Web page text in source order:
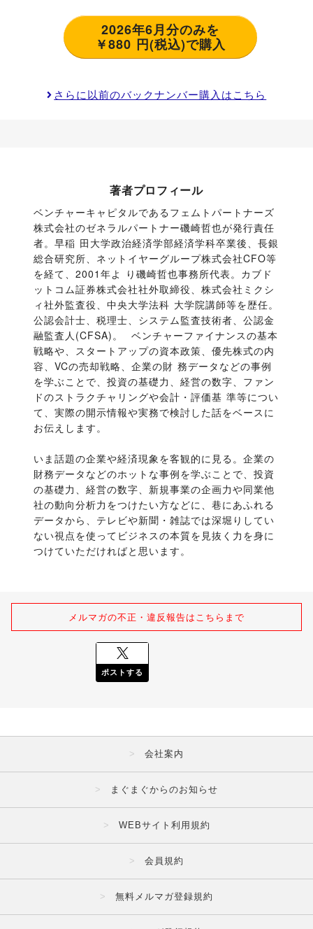
2026年6月分のみを
￥880 円(税込)で購入
さらに以前のバックナンバー購入はこちら
著者プロフィール
ベンチャーキャピタルであるフェムトパートナーズ
株式会社のゼネラルパートナー磯崎哲也が発行責任
者。早稲 田大学政治経済学部経済学科卒業後、長銀
総合研究所、ネットイヤーグループ株式会社CFO等
を経て、2001年よ り磯崎哲也事務所代表。カブド
ットコム証券株式会社社外取締役、株式会社ミクシ
ィ社外監査役、中央大学法科 大学院講師等を歴任。
公認会計士、税理士、システム監査技術者、公認金
融監査人(CFSA)。  ベンチャーファイナンスの基本
戦略や、スタートアップの資本政策、優先株式の内
容、VCの売却戦略、企業の財 務データなどの事例
を学ぶことで、投資の基礎力、経営の数字、ファン
ドのストラクチャリングや会計・評価基 準等につい
て、実際の開示情報や実務で検討した話をベースに
お伝えします。
いま話題の企業や経済現象を客観的に見る。企業の
財務データなどのホットな事例を学ぶことで、投資
の基礎力、経営の数字、新規事業の企画力や同業他
社の動向分析力をつけたい方などに、巷にあふれる
データから、テレビや新聞・雑誌では深堀りしてい
ない視点を使ってビジネスの本質を見抜く力を身に
つけていただければと思います。
メルマガの不正・違反報告はこちらまで
ポストする
会社案内
まぐまぐからのお知らせ
WEBサイト利用規約
会員規約
無料メルマガ登録規約